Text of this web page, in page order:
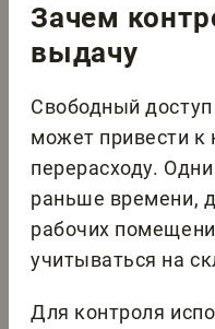
Зачем
выдачу
Свободный
может привести к
перерасходу.
раньше времени,
рабочих
учитываться на
Для контроля